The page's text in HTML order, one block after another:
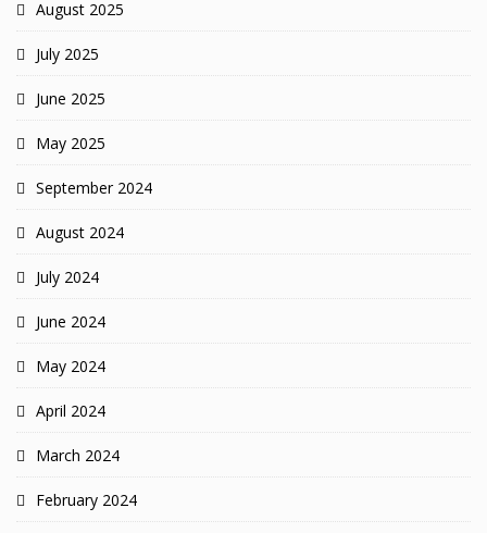
August 2025
July 2025
June 2025
May 2025
September 2024
August 2024
July 2024
June 2024
May 2024
April 2024
March 2024
February 2024